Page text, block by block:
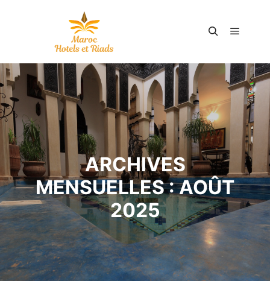
ARCHIVES
MENSUELLES :AOÛT
2025